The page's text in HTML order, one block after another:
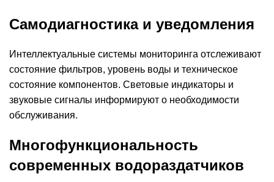
Самодиагностика и уведомления
Интеллектуальные системы мониторинга отслеживают
состояние фильтров, уровень воды и техническое
состояние компонентов. Световые индикаторы и
звуковые сигналы информируют о необходимости
обслуживания.
Многофункциональность
современных водораздатчиков